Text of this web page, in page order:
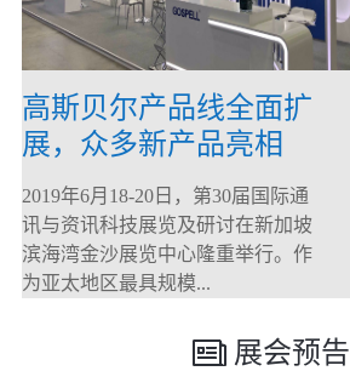
高斯贝尔产品线全面扩
展，众多新产品亮相
CommunicAsia 2019
2019年6月18-20日，第30届国际通
讯与资讯科技展览及研讨在新加坡
滨海湾金沙展览中心隆重举行。作
为亚太地区最具规模...
展会预告